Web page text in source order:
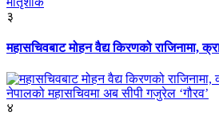
३
महासचिवबाट मोहन वैद्य किरणको राजिनामा,
४